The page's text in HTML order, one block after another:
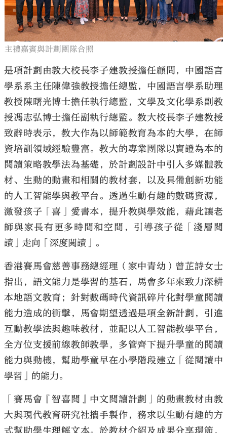
主禮嘉賓與計劃團隊合照
是項計劃由教大校長李子建教授擔任顧問，中國語言
學系系主任陳偉強教授擔任總監，中國語言學系助理
教授陳曙光博士擔任執行總監，文學及文化學系副教
授馮志弘博士擔任副執行總監。教大校長李子建教授
致辭時表示，教大作為以師範教育為本的大學，在師
資培訓領域經驗豐富。教大的專業團隊以實證為本的
閲讀策略教學法為基礎，於計劃設計中引入多媒體教
材、生動的動畫和相關的教材套，以及具備創新功能
的人工智能學與教平台。透過生動有趣的數碼資源，
激發孩子「喜」愛書本，提升教與學效能，藉此讓老
師與家長有更多時間和空間，引導孩子從「淺層閲
讀」走向「深度閲讀」。
香港賽馬會慈善事務總經理（家中青幼）曾芷詩女士
指出，語文能力是學習的基石，馬會多年來致力深耕
本地語文教育；針對數碼時代資訊碎片化對學童閱讀
能力造成的衝擊，馬會期望透過是項全新計劃，引進
互動教學法與趣味教材，並配以人工智能教學平台，
全方位支援前線教師教學，多管齊下提升學童的閱讀
能力與動機，幫助學童早在小學階段建立「從閱讀中
學習」的能力。
「賽馬會『智喜閲』中文閲讀計劃」的動畫教材由教
大與現代教育研究社攜手製作，務求以生動有趣的方
式幫助學生理解文本。於教材介紹及成果分享環節，